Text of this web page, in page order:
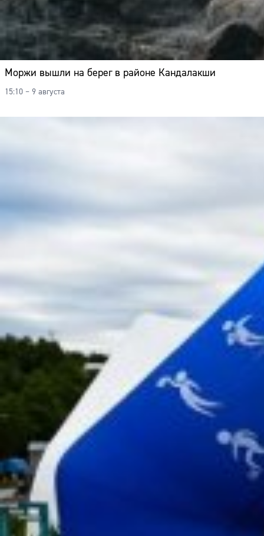
Моржи вышли на берег в районе Кандалакши
15:10 – 9 августа